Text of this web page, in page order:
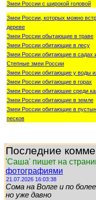
Змеи России с широкой головой
Змеи России, которых можно
дереве
Змеи России обытающие в траве
Змеи России обитающие в лесу
Змеи России обитающие в садах
Степные змеи России
Змеи России обитающие у воды
Змеи России обитающие в горах
Змеи России обитаюшие среди
Змеи России обитающие в земле
Змеи России обитающие в
песков
Последние
'Саша' пишет на
фотографиями
21.07.2026 16:03:38
Сома на Волге и по
но уже давно